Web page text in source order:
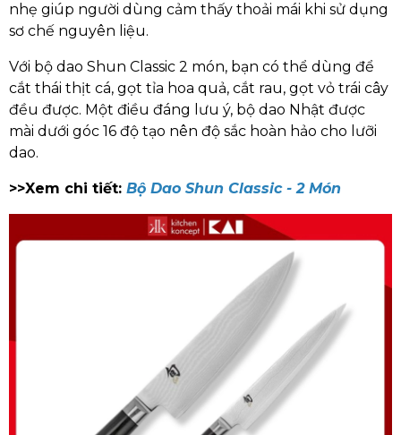
nhẹ giúp người dùng cảm thấy thoải mái khi sử dụng
sơ chế nguyên liệu.
Với bộ dao Shun Classic 2 món, bạn có thể dùng để
cắt thái thịt cá, gọt tỉa hoa quả, cắt rau, gọt vỏ trái cây
đều được. Một điều đáng lưu ý, bộ dao Nhật được
mài dưới góc 16 độ tạo nên độ sắc hoàn hảo cho lưỡi
dao.
>>Xem chi tiết: Bộ Dao Shun Classic - 2 Món